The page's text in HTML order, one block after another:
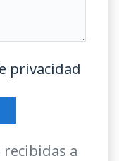
privacidad
a